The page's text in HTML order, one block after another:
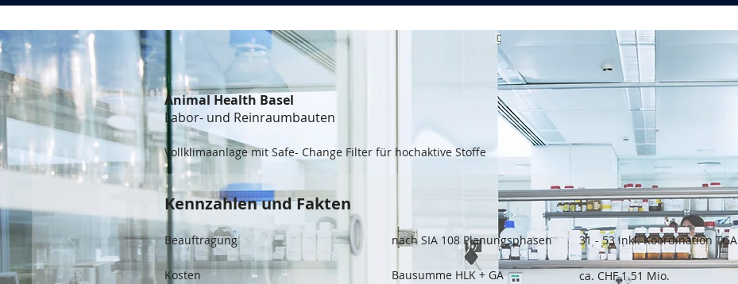
Animal Health Basel
Labor- und Reinraumbauten
Vollklimaanlage mit Safe- Change Filter für hochaktive Stoffe
nach SIA 108 Planungsphasen
Bausumme HLK + GA
Beauftragung
Kosten
31 - 53 inkl. Koordination TGA
ca. CHF 1.51 Mio.
Kennzahlen und Fakten